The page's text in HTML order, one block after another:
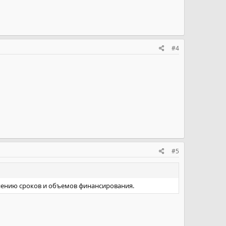
#4
#5
сроков и объемов финансирования.